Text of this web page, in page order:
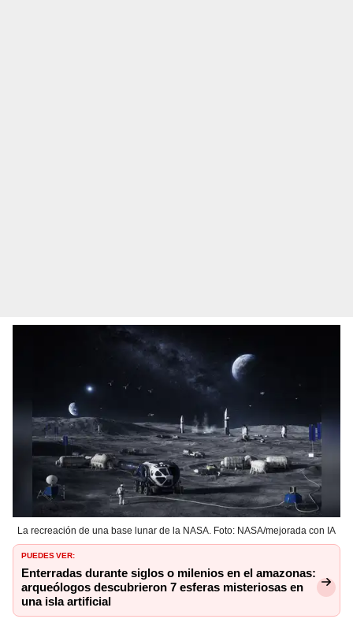
La recreación de una base lunar de la NASA. Foto: NASA/mejorada con IA
PUEDES VER:
Enterradas durante siglos o milenios en el amazonas:
arqueólogos descubrieron 7 esferas misteriosas en
una isla artificial